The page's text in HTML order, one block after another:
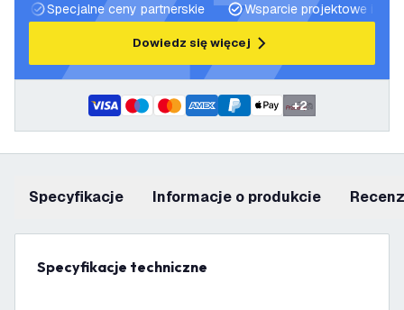
Specjalne ceny partnerskie
Wsparcie projektowe i
Dowiedz się więcej
+2
Specyfikacje informacje o produkcie
Specyfikacje techniczne